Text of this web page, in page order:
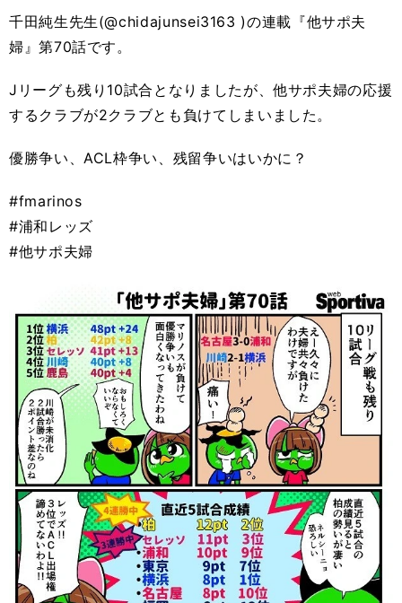
千田純生先生(@chidajunsei3163 )の連載『他サポ夫
婦』第70話です。
Jリーグも残り10試合となりましたが、他サポ夫婦の応援
するクラブが2クラブとも負けてしまいました。
優勝争い、ACL枠争い、残留争いはいかに？
#fmarinos
#浦和レッズ
#他サポ夫婦